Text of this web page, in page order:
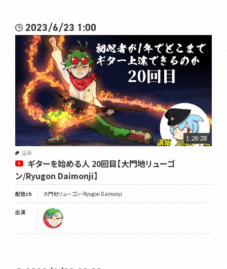
2023/6/23 1:00
1:26:28
企画
ギターを始める人 20回目【大門地リューゴ
ン/Ryugon Daimonji】
配信ch 大門地リューゴン・Ryugon Daimonji
出演